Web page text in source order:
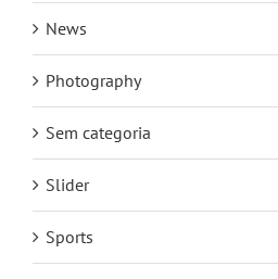
News
Photography
Sem categoria
Slider
Sports